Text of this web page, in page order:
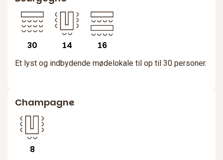
30 14 16
Et lyst og indbydende mødelokale til op til 30 personer.
Champagne
8